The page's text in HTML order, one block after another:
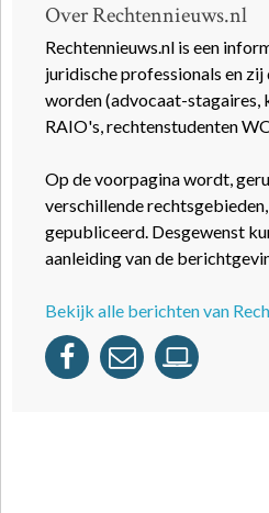
Over Rechtennieuws.nl
Rechtennieuws.nl is een
juridische professionals en
worden (advocaat-stagaires,
RAIO's, rechtenstudenten
Op de voorpagina wordt,
verschillende
gepubliceerd. Desgewenst
aanleiding van de
Bekijk alle berichten van